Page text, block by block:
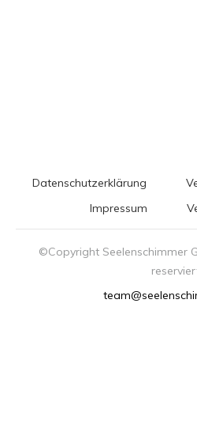
Datenschutzerklärung
Impressum
©Copyright Seelenschimmer